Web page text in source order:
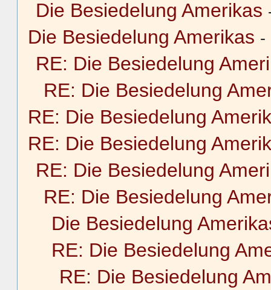
Die Besiedelung Amerikas
Die Besiedelung Amerikas -
RE: Die Besiedelung
RE: Die Besiedelung
RE: Die Besiedelung
RE: Die Besiedelung
RE: Die Besiedelung
RE: Die Besiedelung
Die Besiedelung
RE: Die Besiedelung
RE: Die Besiedelung